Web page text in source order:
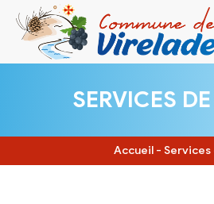
VIVRE
SE DIVERTIR
SERVICES DE
Accueil - Services